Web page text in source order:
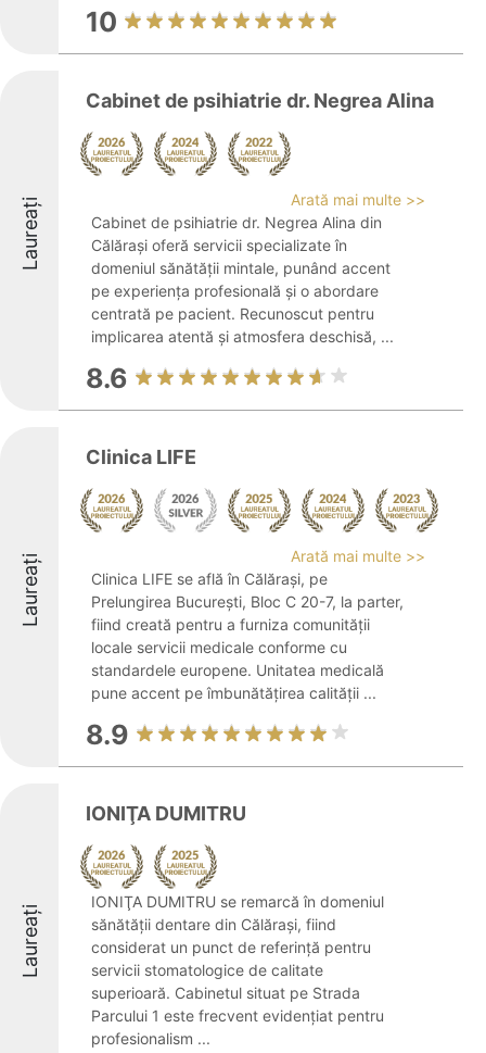
10
Laureați
Cabinet de psihiatrie dr. Negrea Alina
Arată mai multe >>
Cabinet de psihiatrie dr. Negrea Alina din
Călărași oferă servicii specializate în
domeniul sănătății mintale, punând accent
pe experiența profesională și o abordare
centrată pe pacient. Recunoscut pentru
implicarea atentă și atmosfera deschisă, ...
8.6
Laureați
Clinica LIFE
Arată mai multe >>
Clinica LIFE se află în Călărași, pe
Prelungirea București, Bloc C 20-7, la parter,
fiind creată pentru a furniza comunității
locale servicii medicale conforme cu
standardele europene. Unitatea medicală
pune accent pe îmbunătățirea calității ...
8.9
Laureați
IONIŢA DUMITRU
IONIŢA DUMITRU se remarcă în domeniul
sănătății dentare din Călărași, fiind
considerat un punct de referință pentru
servicii stomatologice de calitate
superioară. Cabinetul situat pe Strada
Parcului 1 este frecvent evidențiat pentru
profesionalism ...